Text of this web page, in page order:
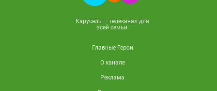
Карусель — телеканал для
всей семьи.
Главные Герои
О канале
Реклама